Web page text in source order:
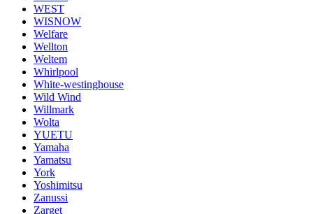
WEST
WISNOW
Welfare
Wellton
Weltem
Whirlpool
White-westinghouse
Wild Wind
Willmark
Wolta
YUETU
Yamaha
Yamatsu
York
Yoshimitsu
Zanussi
Zarget